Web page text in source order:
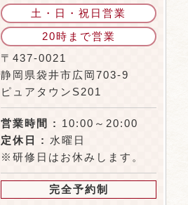
土・日・祝日営業
20時まで営業
〒437-0021
静岡県袋井市広岡703-9
ピュアタウンS201
営業時間 : 10:00～20:00
定休日 : 水曜日
※研修日はお休みします。
完全予約制